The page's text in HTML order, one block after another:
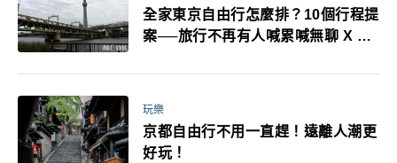
全家東京自由行怎麼排？10個行程提
案──旅行不再有人喊累喊無聊 X 爸
玩樂
京都自由行不用一直趕！遠離人潮更
好玩！